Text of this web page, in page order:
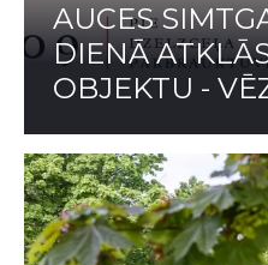
AUCES
DIENĀ
OBJEKTU -